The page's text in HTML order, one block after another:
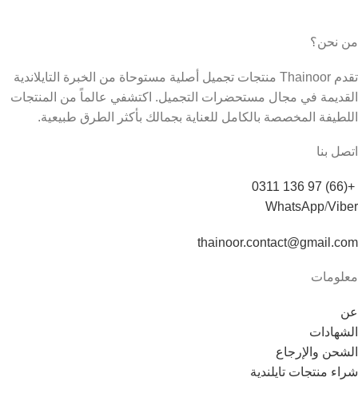
من نحن؟
تقدم Thainoor منتجات تجميل أصلية مستوحاة من الخبرة التايلاندية
القديمة في مجال مستحضرات التجميل. اكتشفي عالماً من المنتجات
اللطيفة المخصصة بالكامل للعناية بجمالك بأكثر الطرق طبيعية.
اتصل بنا
+(66) 97 136 0311
WhatsApp/Viber
thainoor.contact@gmail.com
معلومات
عن
الشهادات
الشحن والإرجاع
شراء منتجات تايلندية